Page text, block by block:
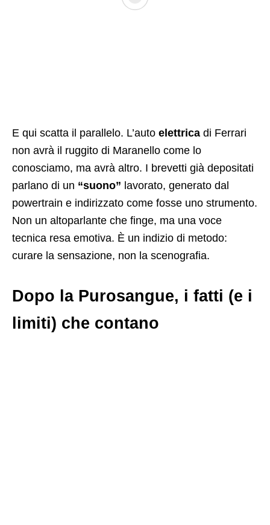
E qui scatta il parallelo. L’auto elettrica di Ferrari
non avrà il ruggito di Maranello come lo
conosciamo, ma avrà altro. I brevetti già depositati
parlano di un “suono” lavorato, generato dal
powertrain e indirizzato come fosse uno strumento.
Non un altoparlante che finge, ma una voce
tecnica resa emotiva. È un indizio di metodo:
curare la sensazione, non la scenografia.
Dopo la Purosangue, i fatti (e i
limiti) che contano